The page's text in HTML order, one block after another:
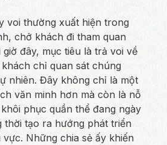
voi thường xuất hiện trong
chở khách đi tham quan
đây, mục tiêu là trả voi về
chỉ quan sát chúng
nhiên. Đây không chỉ là một
văn minh hơn mà còn là nỗ
phục quần thể đang ngày
thời tạo ra hướng phát triển
Những chia sẻ ấy khiến